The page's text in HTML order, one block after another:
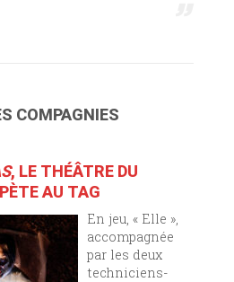
COMPAGNIES
, LE THÉÂTRE DU
AU TAG
En jeu, « Elle »,
accompagnée
par les deux
techniciens-